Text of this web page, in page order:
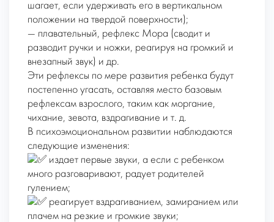
шагает, если удерживать его в вертикальном
положении на твердой поверхности);
— плавательный, рефлекс Мора (сводит и
разводит ручки и ножки, реагируя на громкий и
внезапный звук) и др.
Эти рефлексы по мере развития ребенка будут
постепенно угасать, оставляя место базовым
рефлексам взрослого, таким как моргание,
чихание, зевота, вздрагивание и т. д.
В психоэмоциональном развитии наблюдаются
следующие изменения:
издает первые звуки, а если с ребенком
много разговаривают, радует родителей
гулением;
реагирует вздрагиванием, замиранием или
плачем на резкие и громкие звуки;